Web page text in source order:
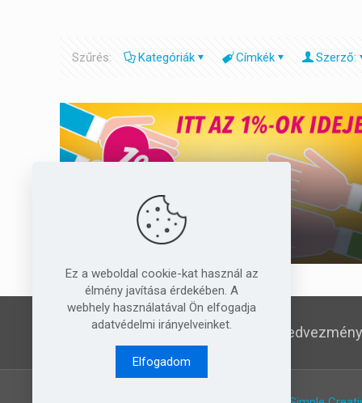
Szűrés: Kategóriák Címkék Szerző:
2016.03.23.
Idén is eljött az 1%-ok ideje.
Ez a weboldal cookie-kat használ az
élmény javítása érdekében. A
webhely használatával Ön elfogadja
adatvédelmi irányelveinket.
Elfogadom